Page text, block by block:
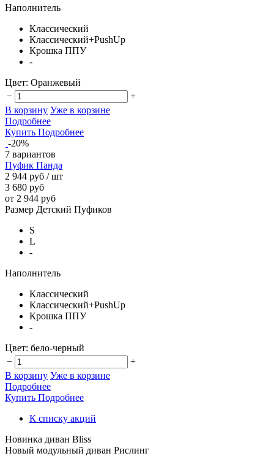
Наполнитель
Классический
Классический+PushUp
Крошка ППУ
-
Цвет: Оранжевый
−
+
В корзину Уже в корзине
Подробнее
Купить Подробнее
-20%
7 вариантов
Пуфик Панда
2 944 руб / шт
3 680 руб
от 2 944 руб
Размер Детский Пуфиков
S
L
-
Наполнитель
Классический
Классический+PushUp
Крошка ППУ
-
Цвет: бело-черный
−
+
В корзину Уже в корзине
Подробнее
Купить Подробнее
К списку акций
Новинка диван Bliss
Новый модульный диван Рислинг